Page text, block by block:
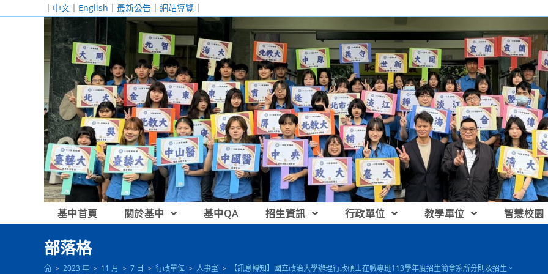
｜ 中文 ｜ English ｜ 最新公告 ｜ 網站導覽 ｜
基中首頁 關於基中 基中QA 招生資訊 行政單位 教學單位 智慧校園
部落格
> 2023 年 > 11 月 > 7 日 > 行政單位 > 人事室 > 【訊息轉知】國立政治大學辦理行政碩士在職專班113學年度招生簡章系所分則及招生。